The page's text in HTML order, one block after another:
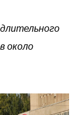
около